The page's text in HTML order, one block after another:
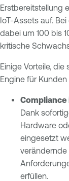
Erstbereitstellung
IoT-Assets auf.
dabei um 100 bis
kritische
Einige Vorteile,
Engine für
Compliance
Dank
Hardware
eingesetzt
erfüllen.